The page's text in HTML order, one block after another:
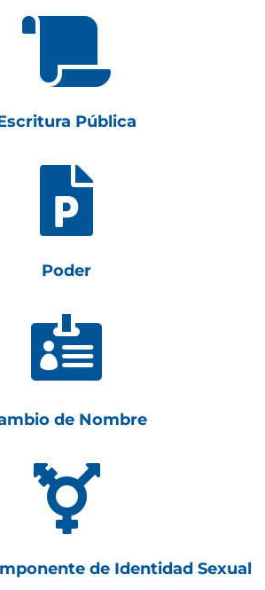

Pública

Poder

de Nombre

de Identidad Sexual